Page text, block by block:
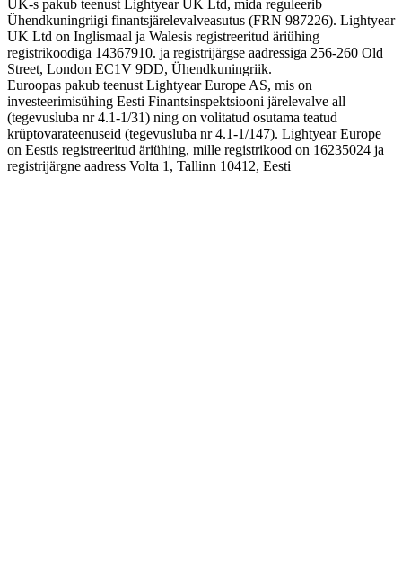
UK-s pakub teenust Lightyear UK Ltd, mida reguleerib
Ühendkuningriigi finantsjärelevalveasutus (FRN 987226). Lightyear
UK Ltd on Inglismaal ja Walesis registreeritud äriühing
registrikoodiga 14367910. ja registrijärgse aadressiga 256-260 Old
Street, London EC1V 9DD, Ühendkuningriik.
Euroopas pakub teenust Lightyear Europe AS, mis on
investeerimisühing Eesti Finantsinspektsiooni järelevalve all
(tegevusluba nr 4.1-1/31) ning on volitatud osutama teatud
krüptovarateenuseid (tegevusluba nr 4.1-1/147). Lightyear Europe
on Eestis registreeritud äriühing, mille registrikood on 16235024 ja
registrijärgne aadress Volta 1, Tallinn 10412, Eesti